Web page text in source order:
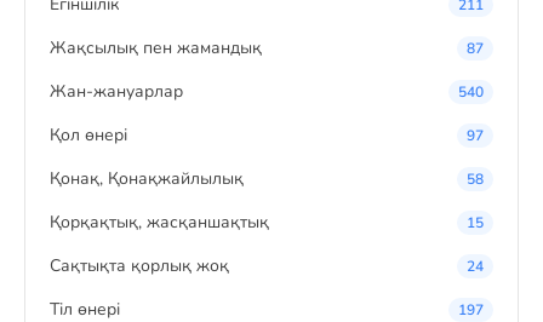
211
Жақсылық пен жамандық 87
Жан-жануарлар 540
Қол өнері 97
Қонақ, Қонақжайлылық 58
Қорқақтық, жасқаншақтық 15
Сақтықта қорлық жоқ 24
Тіл өнері 197